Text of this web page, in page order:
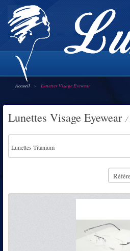
Accueil > Lunettes Visage Eyewear
Lunettes Visage Eyewear
Lunettes Titanium